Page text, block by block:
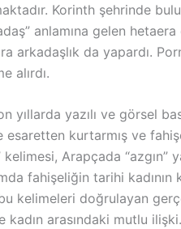
Korinth şehrinde
anlamına gelen
arkadaşlık da yapardı.
alırdı.
yıllarda yazılı ve görsel
esaretten kurtarmış ve
fahişeliğin tarihi
kelimeleri doğrulayan
kadın arasındaki mutlu ilişki.